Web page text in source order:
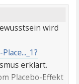
wird
erklärt.
Placebo-Effekt